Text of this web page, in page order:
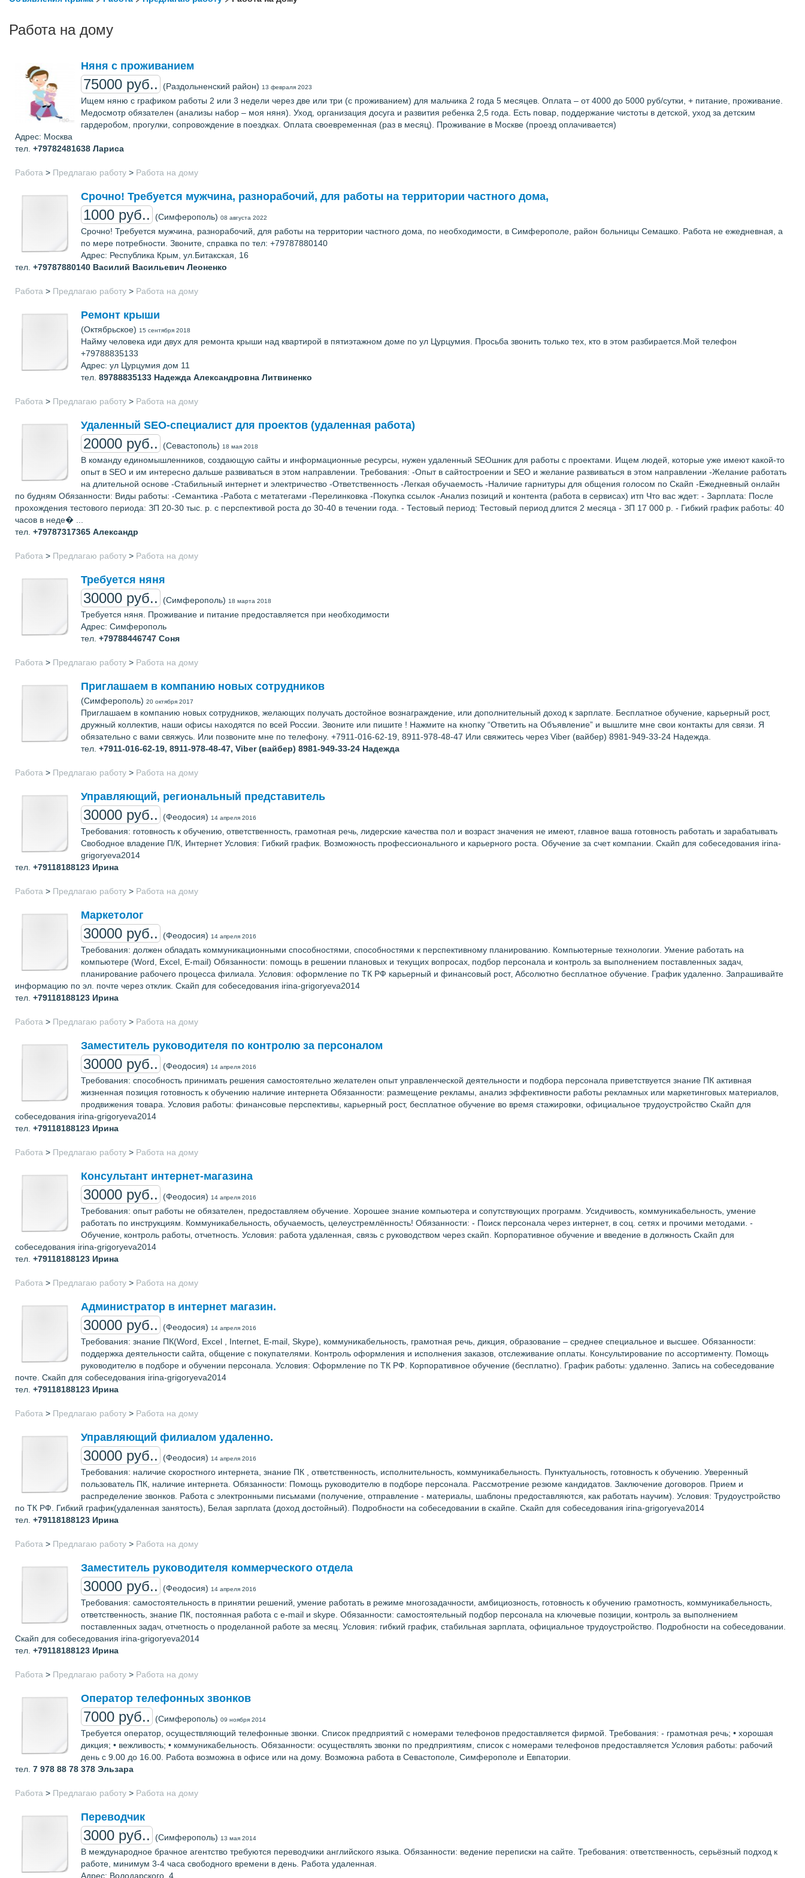
Работа на дому
Няня с проживанием
75000 руб.. (Раздольненский район) 13 февраля 2023
Ищем няню с графиком работы 2 или 3 недели через две или три (с проживанием) для мальчика 2 года 5 месяцев. Оплата – от 4000 до 5000 руб/сутки, + питание, проживание.
Медосмотр обязателен (анализы набор – моя няня). Уход, организация досуга и развития ребенка 2,5 года. Есть повар, поддержание чистоты в детской, уход за детским
гардеробом, прогулки, сопровождение в поездках. Оплата своевременная (раз в месяц). Проживание в Москве (проезд оплачивается)
Адрес: Москва
тел. +79782481638 Лариса
Работа > Предлагаю работу > Работа на дому
Срочно! Требуется мужчина, разнорабочий, для работы на территории частного дома,
1000 руб.. (Симферополь) 08 августа 2022
Срочно! Требуется мужчина, разнорабочий, для работы на территории частного дома, по необходимости, в Симферополе, район больницы Семашко. Работа не ежедневная, а
по мере потребности. Звоните, справка по тел: +79787880140
Адрес: Республика Крым, ул.Битакская, 16
тел. +79787880140 Василий Васильевич Леоненко
Работа > Предлагаю работу > Работа на дому
Ремонт крыши
(Октябрьское) 15 сентября 2018
Найму человека иди двух для ремонта крыши над квартирой в пятиэтажном доме по ул Цурцумия. Просьба звонить только тех, кто в этом разбирается.Мой телефон
+79788835133
Адрес: ул Цурцумия дом 11
тел. 89788835133 Надежда Александровна Литвиненко
Работа > Предлагаю работу > Работа на дому
Удаленный SEO-специалист для проектов (удаленная работа)
20000 руб.. (Севастополь) 18 мая 2018
В команду единомышленников, создающую сайты и информационные ресурсы, нужен удаленный SEOшник для работы с проектами. Ищем людей, которые уже имеют какой-то
опыт в SEO и им интересно дальше развиваться в этом направлении. Требования: -Опыт в сайтостроении и SEO и желание развиваться в этом направлении -Желание работать
на длительной основе -Стабильный интернет и электричество -Ответственность -Легкая обучаемость -Наличие гарнитуры для общения голосом по Скайп -Ежедневный онлайн
по будням Обязанности: Виды работы: -Семантика -Работа с метатегами -Перелинковка -Покупка ссылок -Анализ позиций и контента (работа в сервисах) итп Что вас ждет: - Зарплата: После
прохождения тестового периода: ЗП 20-30 тыс. р. с перспективой роста до 30-40 в течении года. - Тестовый период: Тестовый период длится 2 месяца - ЗП 17 000 р. - Гибкий график работы: 40
часов в неде� ...
тел. +79787317365 Александр
Работа > Предлагаю работу > Работа на дому
Требуется няня
30000 руб.. (Симферополь) 18 марта 2018
Требуется няня. Проживание и питание предоставляется при необходимости
Адрес: Симферополь
тел. +79788446747 Соня
Работа > Предлагаю работу > Работа на дому
Приглашаем в компанию новых сотрудников
(Симферополь) 20 октября 2017
Приглашаем в компанию новых сотрудников, желающих получать достойное вознаграждение, или дополнительный доход к зарплате. Бесплатное обучение, карьерный рост,
дружный коллектив, наши офисы находятся по всей России. Звоните или пишите ! Нажмите на кнопку “Ответить на Объявление” и вышлите мне свои контакты для связи. Я
обязательно с вами свяжусь. Или позвоните мне по телефону. +7911-016-62-19, 8911-978-48-47 Или свяжитесь через Viber (вайбер) 8981-949-33-24 Надежда.
тел. +7911-016-62-19, 8911-978-48-47, Viber (вайбер) 8981-949-33-24 Надежда
Работа > Предлагаю работу > Работа на дому
Управляющий, региональный представитель
30000 руб.. (Феодосия) 14 апреля 2016
Требования: готовность к обучению‚ ответственность‚ грамотная речь‚ лидерские качества пол и возраст значения не имеют‚ главное ваша готовность работать и зарабатывать
Свободное владение П/К, Интернет Условия: Гибкий график. Возможность профессионального и карьерного роста. Обучение за счет компании. Скайп для собеседования irina-
grigoryeva2014
тел. +79118188123 Ирина
Работа > Предлагаю работу > Работа на дому
Маркетолог
30000 руб.. (Феодосия) 14 апреля 2016
Требования: должен обладать коммуникационными способностями, способностями к перспективному планированию. Компьютерные технологии. Умение работать на
компьютере (Word, Excel, E-mail) Обязанности: помощь в решении плановых и текущих вопросах‚ подбор персонала и контроль за выполнением поставленных задач‚
планирование рабочего процесса филиала. Условия: оформление по ТК РФ карьерный и финансовый рост‚ Абсолютно бесплатное обучение. График удаленно. Запрашивайте
информацию по эл. почте через отклик. Скайп для собеседования irina-grigoryeva2014
тел. +79118188123 Ирина
Работа > Предлагаю работу > Работа на дому
Заместитель руководителя по контролю за персоналом
30000 руб.. (Феодосия) 14 апреля 2016
Требования: способность принимать решения самостоятельно желателен опыт управленческой деятельности и подбора персонала приветствуется знание ПК активная
жизненная позиция готовность к обучению наличие интернета Обязанности: размещение рекламы, анализ эффективности работы рекламных или маркетинговых материалов,
продвижения товара. Условия работы: финансовые перспективы, карьерный рост, бесплатное обучение во время стажировки, официальное трудоустройство Скайп для
собеседования irina-grigoryeva2014
тел. +79118188123 Ирина
Работа > Предлагаю работу > Работа на дому
Консультант интернет-магазина
30000 руб.. (Феодосия) 14 апреля 2016
Требования: опыт работы не обязателен, предоставляем обучение. Хорошее знание компьютера и сопутствующих программ. Усидчивость, коммуникабельность, умение
работать по инструкциям. Коммуникабельность‚ обучаемость‚ целеустремлённость! Обязанности: - Поиск персонала через интернет‚ в соц. сетях и прочими методами. -
Обучение‚ контроль работы‚ отчетность. Условия: работа удаленная, связь с руководством через скайп. Корпоративное обучение и введение в должность Скайп для
собеседования irina-grigoryeva2014
тел. +79118188123 Ирина
Работа > Предлагаю работу > Работа на дому
Администратор в интернет магазин.
30000 руб.. (Феодосия) 14 апреля 2016
Требования: знание ПК(Word, Excel , Internet, E-mail, Skype), коммуникабельность, грамотная речь, дикция, образование – среднее специальное и высшее. Обязанности:
поддержка деятельности сайта, общение с покупателями. Контроль оформления и исполнения заказов, отслеживание оплаты. Консультирование по ассортименту. Помощь
руководителю в подборе и обучении персонала. Условия: Оформление по ТК РФ. Корпоративное обучение (бесплатно). График работы: удаленно. Запись на собеседование
почте. Скайп для собеседования irina-grigoryeva2014
тел. +79118188123 Ирина
Работа > Предлагаю работу > Работа на дому
Управляющий филиалом удаленно.
30000 руб.. (Феодосия) 14 апреля 2016
Требования: наличие скоростного интернета, знание ПК , ответственность, исполнительность, коммуникабельность. Пунктуальность‚ готовность к обучению. Уверенный
пользователь ПК, наличие интернета. Обязанности: Помощь руководителю в подборе персонала. Рассмотрение резюме кандидатов. Заключение договоров. Прием и
распределение звонков. Работа с электронными письмами (получение, отправление - материалы, шаблоны предоставляются, как работать научим). Условия: Трудоустройство
по ТК РФ. Гибкий график(удаленная занятость), Белая зарплата (доход достойный). Подробности на собеседовании в скайпе. Скайп для собеседования irina-grigoryeva2014
тел. +79118188123 Ирина
Работа > Предлагаю работу > Работа на дому
Заместитель руководителя коммерческого отдела
30000 руб.. (Феодосия) 14 апреля 2016
Требования: самостоятельность в принятии решений‚ умение работать в режиме многозадачности‚ амбициозность‚ готовность к обучению грамотность, коммуникабельность,
ответственность, знание ПК, постоянная работа с e-mail и skype. Обязанности: самостоятельный подбор персонала на ключевые позиции‚ контроль за выполнением
поставленных задач‚ отчетность о проделанной работе за месяц. Условия: гибкий график, стабильная зарплата, официальное трудоустройство. Подробности на собеседовании.
Скайп для собеседования irina-grigoryeva2014
тел. +79118188123 Ирина
Работа > Предлагаю работу > Работа на дому
Оператор телефонных звонков
7000 руб.. (Симферополь) 09 ноября 2014
Требуется оператор, осуществляющий телефонные звонки. Список предприятий с номерами телефонов предоставляется фирмой. Требования: - грамотная речь; • хорошая
дикция; • вежливость; • коммуникабельность. Обязанности: осуществлять звонки по предприятиям, список с номерами телефонов предоставляется Условия работы: рабочий
день с 9.00 до 16.00. Работа возможна в офисе или на дому. Возможна работа в Севастополе, Симферополе и Евпатории.
тел. 7 978 88 78 378 Эльзара
Работа > Предлагаю работу > Работа на дому
Переводчик
3000 руб.. (Симферополь) 13 мая 2014
В международное брачное агентство требуются переводчики английского языка. Обязанности: ведение переписки на сайте. Требования: ответственность, серьёзный подход к
работе, минимум 3-4 часа свободного времени в день. Работа удаленная.
Адрес: Володарского, 4